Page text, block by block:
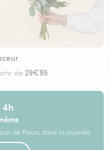
de29€95
4h
de fleurs dans la journée